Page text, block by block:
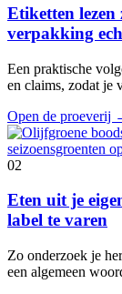
Etiketten
verpakking
Een praktische
en claims, zodat je
Open de proeverij
02
Eten uit je
label te varen
Zo onderzoek je
een algemeen